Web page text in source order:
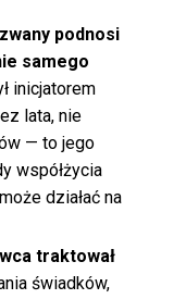
podnosi
samego
inicjatorem
lata, nie
— to jego
współżycia
działać na
traktował
świadków,